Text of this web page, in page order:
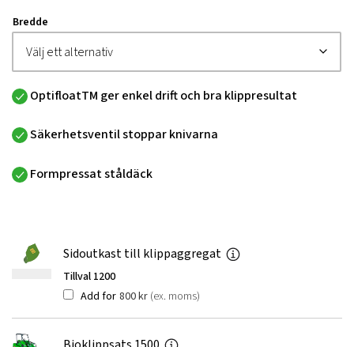
100 kr
82
400 kr
Bredde
OptifloatTM ger enkel drift och bra klippresultat
Säkerhetsventil stoppar knivarna
Formpressat ståldäck
Sidoutkast till klippaggregat
Tillval 1200
Add for 800kr (ex. moms)